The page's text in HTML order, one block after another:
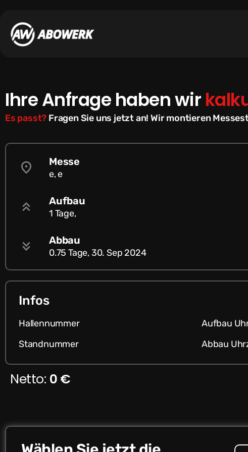
Ihre Anfrage haben wir
Es passt? Fragen Sie uns jetzt an! Wir montieren
Messe
e, e
Aufbau
1 Tage,
Abbau
0.75 Tage, 30. Sep 2024
Infos
Hallennummer
Standnummer
Aufbau
Abbau
Netto: 0 €